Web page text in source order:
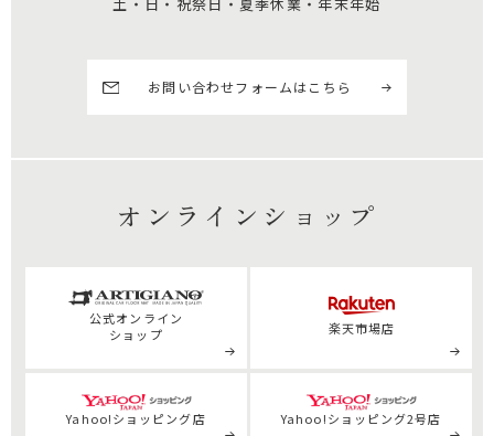
お問い合わせフォームはこちら
オンラインショップ
公式オンライン
ショップ
楽天市場店
Yahoo!ショッピング店 Yahoo!ショッピング2号店